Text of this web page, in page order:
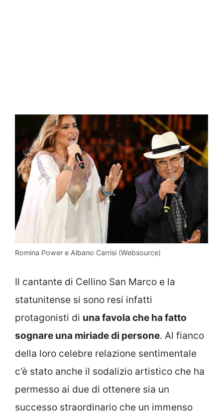
Romina Power e Albano Carrisi (Websource)
Il cantante di Cellino San Marco e la
statunitense si sono resi infatti
protagonisti di una favola che ha fatto
sognare una miriade di persone. Al fianco
della loro celebre relazione sentimentale
c’è stato anche il sodalizio artistico che ha
permesso ai due di ottenere sia un
successo straordinario che un immenso